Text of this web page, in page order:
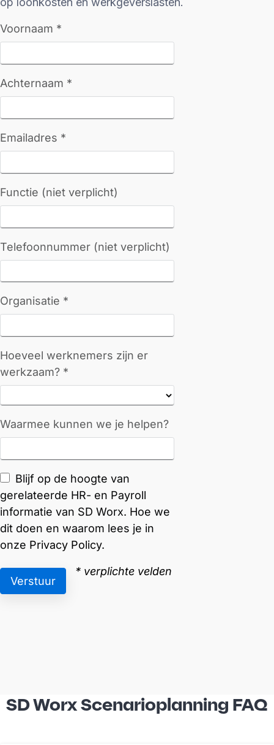
SD Worx Scenarioplanning FAQ